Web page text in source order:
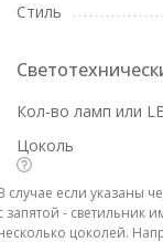
Стиль
Кол-во ламп или
Цоколь
случае если указаны
запятой - светильник
цоколей.